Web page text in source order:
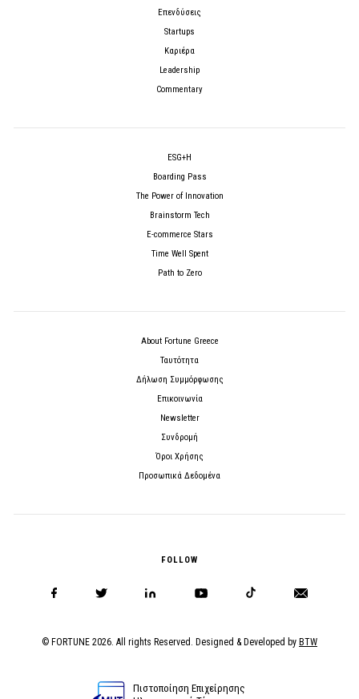
Επενδύσεις
Startups
Καριέρα
Leadership
Commentary
ESG+H
Boarding Pass
The Power of Innovation
Brainstorm Tech
E-commerce Stars
Time Well Spent
Path to Zero
About Fortune Greece
Ταυτότητα
Δήλωση Συμμόρφωσης
Επικοινωνία
Newsletter
Συνδρομή
Όροι Χρήσης
Προσωπικά Δεδομένα
FOLLOW
© FORTUNE 2026. All rights Reserved. Designed & Developed by BTW
Πιστοποίηση Επιχείρησης